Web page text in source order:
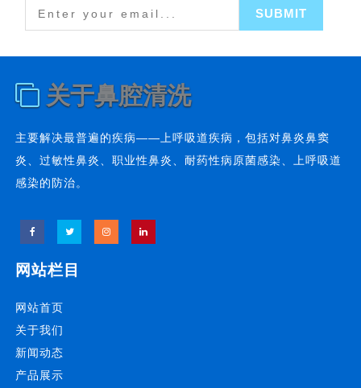
关于鼻腔清洗
主要解决最普遍的疾病——上呼吸道疾病，包括对鼻炎鼻窦
炎、过敏性鼻炎、职业性鼻炎、耐药性病原菌感染、上呼吸道
感染的防治。
网站栏目
网站首页
关于我们
新闻动态
产品展示